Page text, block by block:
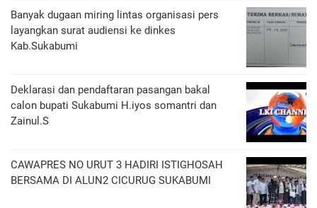
Banyak dugaan miring lintas organisasi pers
layangkan surat audiensi ke dinkes
Kab.Sukabumi
Deklarasi dan pendaftaran pasangan bakal
calon bupati Sukabumi H.iyos somantri dan
Zainul.S
CAWAPRES NO URUT 3 HADIRI ISTIGHOSAH
BERSAMA DI ALUN2 CICURUG SUKABUMI